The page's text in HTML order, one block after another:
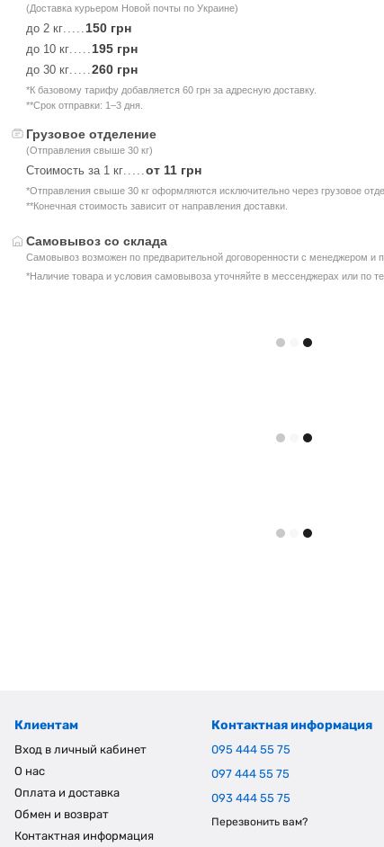
(Доставка курьером Новой почты по Украине)
до 2 кг..... 150 грн
до 10 кг..... 195 грн
до 30 кг.....260 грн
*К базовому тарифу добавляется 60 грн за адресную доставку.
**Срок отправки: 1–3 дня.
Грузовое отделение
(Отправления свыше 30 кг)
Стоимость за 1 кг.....от 11 грн
*Отправления свыше 30 кг оформляются исключительно через грузовое
**Конечная стоимость зависит от направления доставки.
Самовывоз со склада
Самовывоз возможен по предварительной договоренности с менеджером и
*Наличие товара и условия самовывоза уточняйте в мессенджерах или по
Клиентам
Вход в личный кабинет
О нас
Оплата и доставка
Обмен и возврат
Контактная информация
Контактная информация
095 444 55 75
097 444 55 75
093 444 55 75
Перезвонить вам?